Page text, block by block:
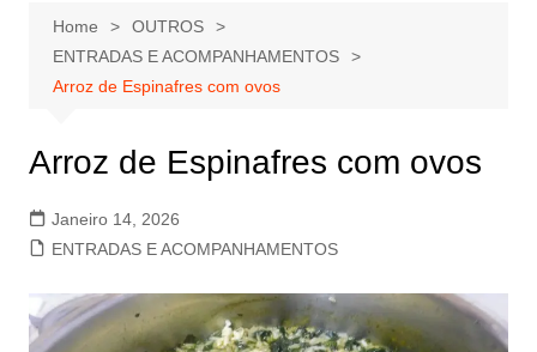
Home
OUTROS
ENTRADAS E ACOMPANHAMENTOS
Arroz de Espinafres com ovos
Arroz de Espinafres com ovos
Janeiro 14, 2026
ENTRADAS E ACOMPANHAMENTOS